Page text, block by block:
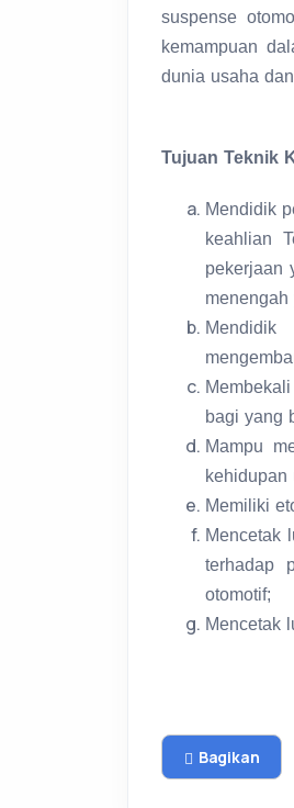
suspense
kemampuan
dunia usaha
Tujuan Teknik
Mendidik
keahlian
pekerjaan
bagi yang
Mampu
kehidupan
Memiliki
Mencetak
terhadap
otomotif;
Mencetak
Bagikan